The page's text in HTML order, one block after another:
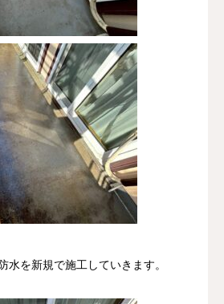
水を新規で施工していきます。